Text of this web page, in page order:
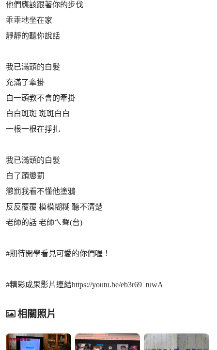
他們應該跟著你的步伐
乖乖地坐在家
靜靜的聽你說話
我已滿頭的白髮
充滿了牽掛
白一頭教不會的牽掛
白白斑斑 斑斑白白
一根一根在掙扎
我已滿頭的白髮
白了頭懲罰
懲罰我看不懂他塗鴉
反反覆覆 模模糊糊 聽不清楚
老師的話 老師ㄟ聲(台)
#期待開學看見可愛的你們喔！
#精彩成果影片連結https://youtu.be/eb3r69_tuwA
相關照片